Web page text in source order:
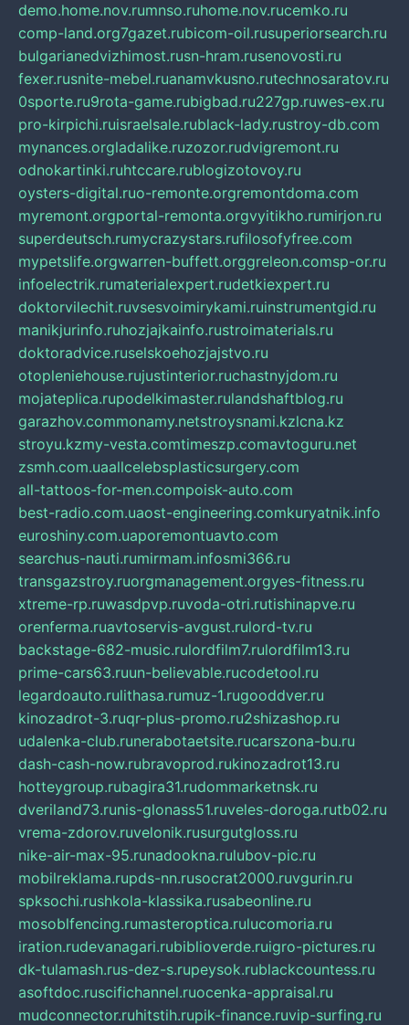
demo.home.nov.rumnso.ruhome.nov.rucemko.ru
comp-land.org7gazet.rubicom-oil.rusuperiorsearch.ru
bulgarianedvizhimost.rusn-hram.rusenovosti.ru
fexer.rusnite-mebel.ruanamvkusno.rutechnosaratov.ru
0sporte.ru9rota-game.rubigbad.ru227gp.ruwes-ex.ru
pro-kirpichi.ruisraelsale.rublack-lady.rustroy-db.com
mynances.orgladalike.ruzozor.rudvigremont.ru
odnokartinki.ruhtccare.rublogizotovoy.ru
oysters-digital.ruo-remonte.orgremontdoma.com
myremont.orgportal-remonta.orgvyitikho.rumirjon.ru
superdeutsch.rumycrazystars.rufilosofyfree.com
mypetslife.orgwarren-buffett.orggreleon.comsp-or.ru
infoelectrik.rumaterialexpert.rudetkiexpert.ru
doktorvilechit.ruvsesvoimirykami.ruinstrumentgid.ru
manikjurinfo.ruhozjajkainfo.rustroimaterials.ru
doktoradvice.ruselskoehozjajstvo.ru
otopleniehouse.rujustinterior.ruchastnyjdom.ru
mojateplica.rupodelkimaster.rulandshaftblog.ru
garazhov.commonamy.netstroysnami.kzlcna.kz
stroyu.kzmy-vesta.comtimeszp.comavtoguru.net
zsmh.com.uaallcelebsplasticsurgery.com
all-tattoos-for-men.compoisk-auto.com
best-radio.com.uaost-engineering.comkuryatnik.info
euroshiny.com.uaporemontuavto.com
searchus-nauti.rumirmam.infosmi366.ru
transgazstroy.ruorgmanagement.orgyes-fitness.ru
xtreme-rp.ruwasdpvp.ruvoda-otri.rutishinapve.ru
orenferma.ruavtoservis-avgust.rulord-tv.ru
backstage-682-music.rulordfilm7.rulordfilm13.ru
prime-cars63.ruun-believable.rucodetool.ru
legardoauto.rulithasa.rumuz-1.rugooddver.ru
kinozadrot-3.ruqr-plus-promo.ru2shizashop.ru
udalenka-club.runerabotaetsite.rucarszona-bu.ru
dash-cash-now.rubravoprod.rukinozadrot13.ru
hotteygroup.rubagira31.rudommarketnsk.ru
dveriland73.runis-glonass51.ruveles-doroga.rutb02.ru
vrema-zdorov.ruvelonik.rusurgutgloss.ru
nike-air-max-95.runadookna.rulubov-pic.ru
mobilreklama.rupds-nn.rusocrat2000.ruvgurin.ru
spksochi.rushkola-klassika.rusabeonline.ru
mosoblfencing.rumasteroptica.rulucomoria.ru
iration.rudevanagari.rubiblioverde.ruigro-pictures.ru
dk-tulamash.rus-dez-s.rupeysok.rublackcountess.ru
asoftdoc.ruscifichannel.ruocenka-appraisal.ru
mudconnector.ruhitstih.rupik-finance.ruvip-surfing.ru